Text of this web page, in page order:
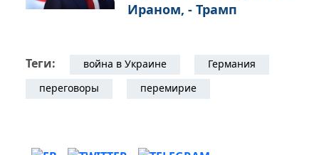
Ираном, - Трамп
Теги: война в Украине
Германия
переговоры
перемирие